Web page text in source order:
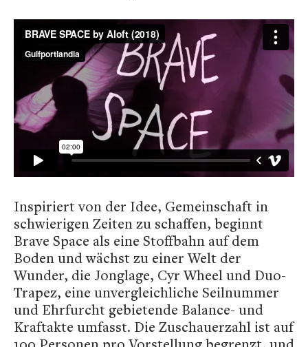
Inspiriert von der Idee, Gemeinschaft in
schwierigen Zeiten zu schaffen, beginnt
Brave Space als eine Stoffbahn auf dem
Boden und wächst zu einer Welt der
Wunder, die Jonglage, Cyr Wheel und Duo-
Trapez, eine unvergleichliche Seilnummer
und Ehrfurcht gebietende Balance- und
Kraftakte umfasst. Die Zuschauerzahl ist auf